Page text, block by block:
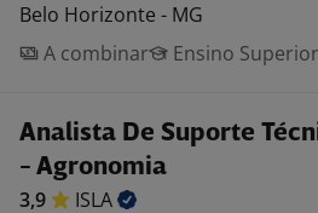
Belo Horizonte - MG
A combinar
Ensino Superior
Analista De Suporte
- Agronomia
3,9
ISLA